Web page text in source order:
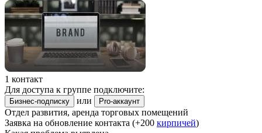
1 контакт
Для доступа к группе подключите:
Бизнес-подписку или Pro-аккаунт
Отдел развития, аренда торговых помещений
Заявка на обновление контакта (+200 кирпичей)